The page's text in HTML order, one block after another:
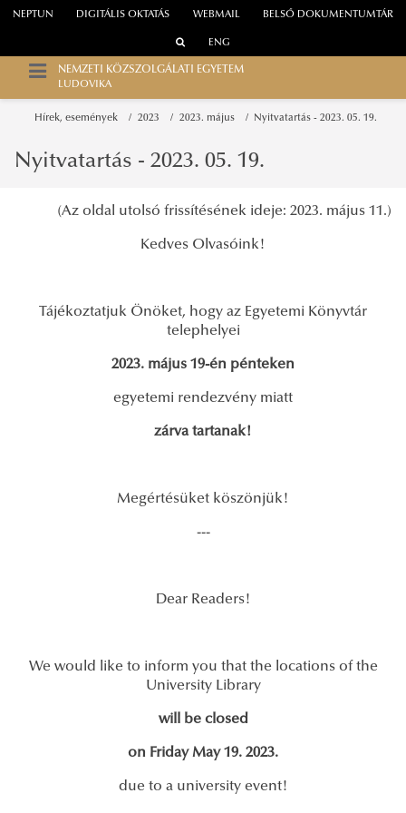
WEBMAIL
NEPTUN DIGITÁLIS OKTATÁS BELSŐ DOKUMENTUMTÁR
ENG
NEMZETI KÖZSZOLGÁLATI EGYETEM
LUDOVIKA
Hírek, események 2023 2023. május Nyitvatartás - 2023. 05. 19.
Nyitvatartás - 2023. 05. 19.
(Az oldal utolsó frissítésének ideje: 2023. május 11.)
Kedves Olvasóink!
Tájékoztatjuk Önöket, hogy az Egyetemi Könyvtár
telephelyei
2023. május 19-én pénteken
egyetemi rendezvény miatt
zárva tartanak!
Megértésüket köszönjük!
---
Dear Readers!
We would like to inform you that the locations of the
University Library
will be closed
on Friday May 19. 2023.
due to a university event!